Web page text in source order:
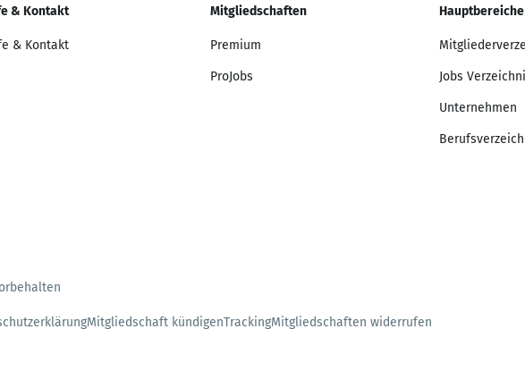
& Kontakt
& Kontakt
Mitgliedschaften
Premium
ProJobs
Hauptbereiche
Jobs
Unternehmen
Mitgliedschaft kündigenTrackingMitgliedschaften widerrufen